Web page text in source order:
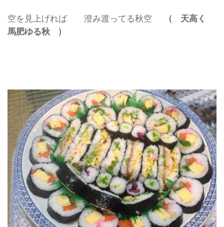
空を見上げれば 澄み渡ってる秋空
( 天高く
馬肥ゆる秋 )